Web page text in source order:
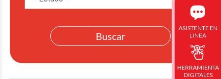
ASISTENTE EN
LINEA
HERRAMIENTA
DIGITALES